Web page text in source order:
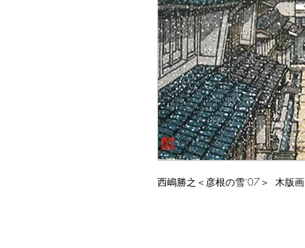
西嶋勝之＜彦根の雪`07＞ 木版画